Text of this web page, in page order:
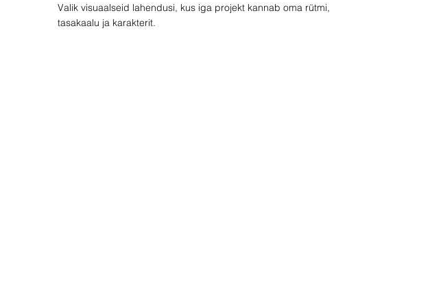
Valik visuaalseid lahendusi, kus iga projekt kannab oma rütmi,
tasakaalu ja karakterit.